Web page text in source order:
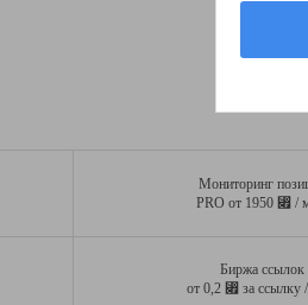
Мониторинг
PRO от 1950 ⃏ /
Биржа ссылок
от 0,2 ⃏ за ссылку